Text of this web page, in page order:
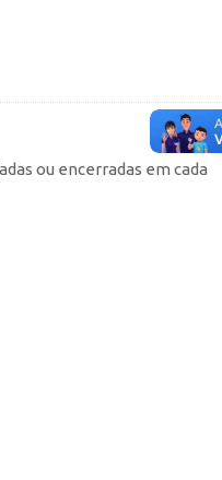
ou encerradas em cada